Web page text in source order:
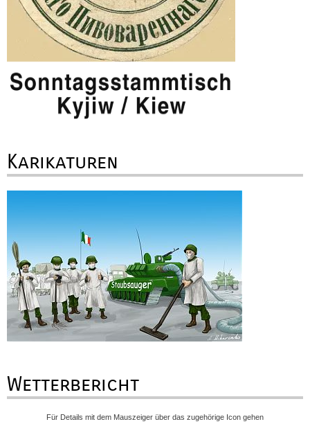
Karikaturen
Wetterbericht
Für Details mit dem Mauszeiger über das zugehörige Icon gehen